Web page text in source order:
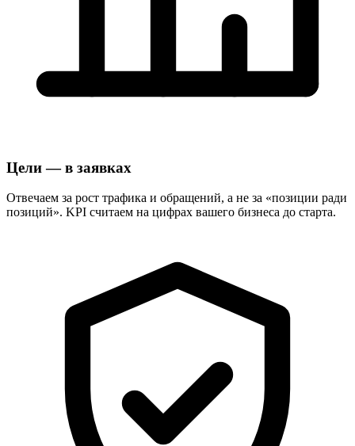
Цели — в заявках
Отвечаем за рост трафика и обращений, а не за «позиции ради
позиций». KPI считаем на цифрах вашего бизнеса до старта.